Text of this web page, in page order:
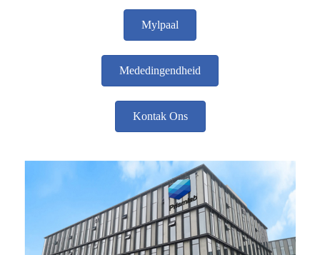
Mylpaal
Mededingendheid
Kontak Ons